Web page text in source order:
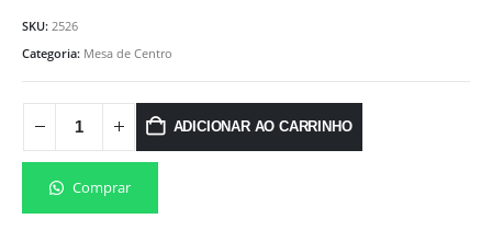
SKU: 2526
Categoria: Mesa de Centro
ADICIONAR AO CARRINHO
Comprar